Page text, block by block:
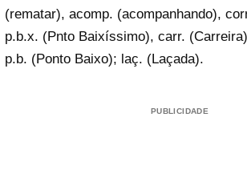
(rematar), acomp. (acompanhando),
p.b.x. (Pnto Baixíssimo), carr.
p.b. (Ponto Baixo); laç. (Laçada).
PUBLICIDADE